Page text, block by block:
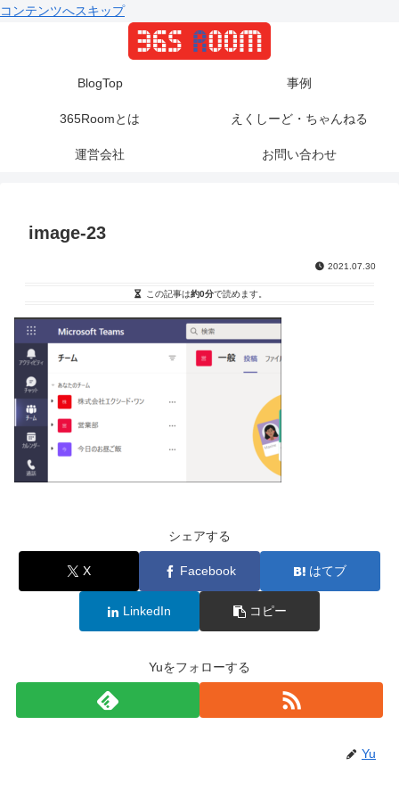
コンテンツへスキップ
BlogTop 事例
365Roomとは えくしーど・ちゃんねる
運営会社 お問い合わせ
image-23
2021.07.30
この記事は約0分で読めます。
シェアする
X Facebook はてブ
LinkedIn コピー
Yuをフォローする
Yu